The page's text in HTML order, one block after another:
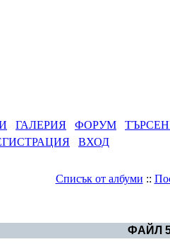
ГАЛЕРИЯ ФОРУМ
ВХОД
Списък от албуми ::
ФАЙЛ